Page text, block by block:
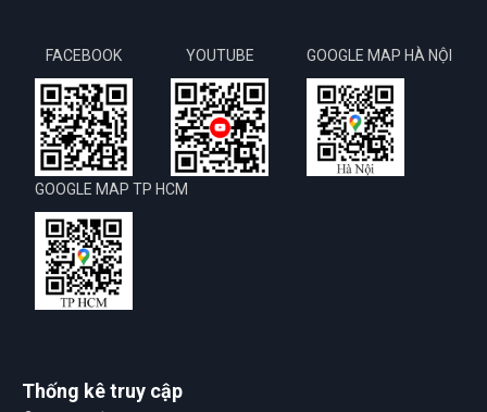
FACEBOOK YOUTUBE GOOGLE MAP HÀ NỘI
GOOGLE MAP TP HCM
Thống kê truy cập